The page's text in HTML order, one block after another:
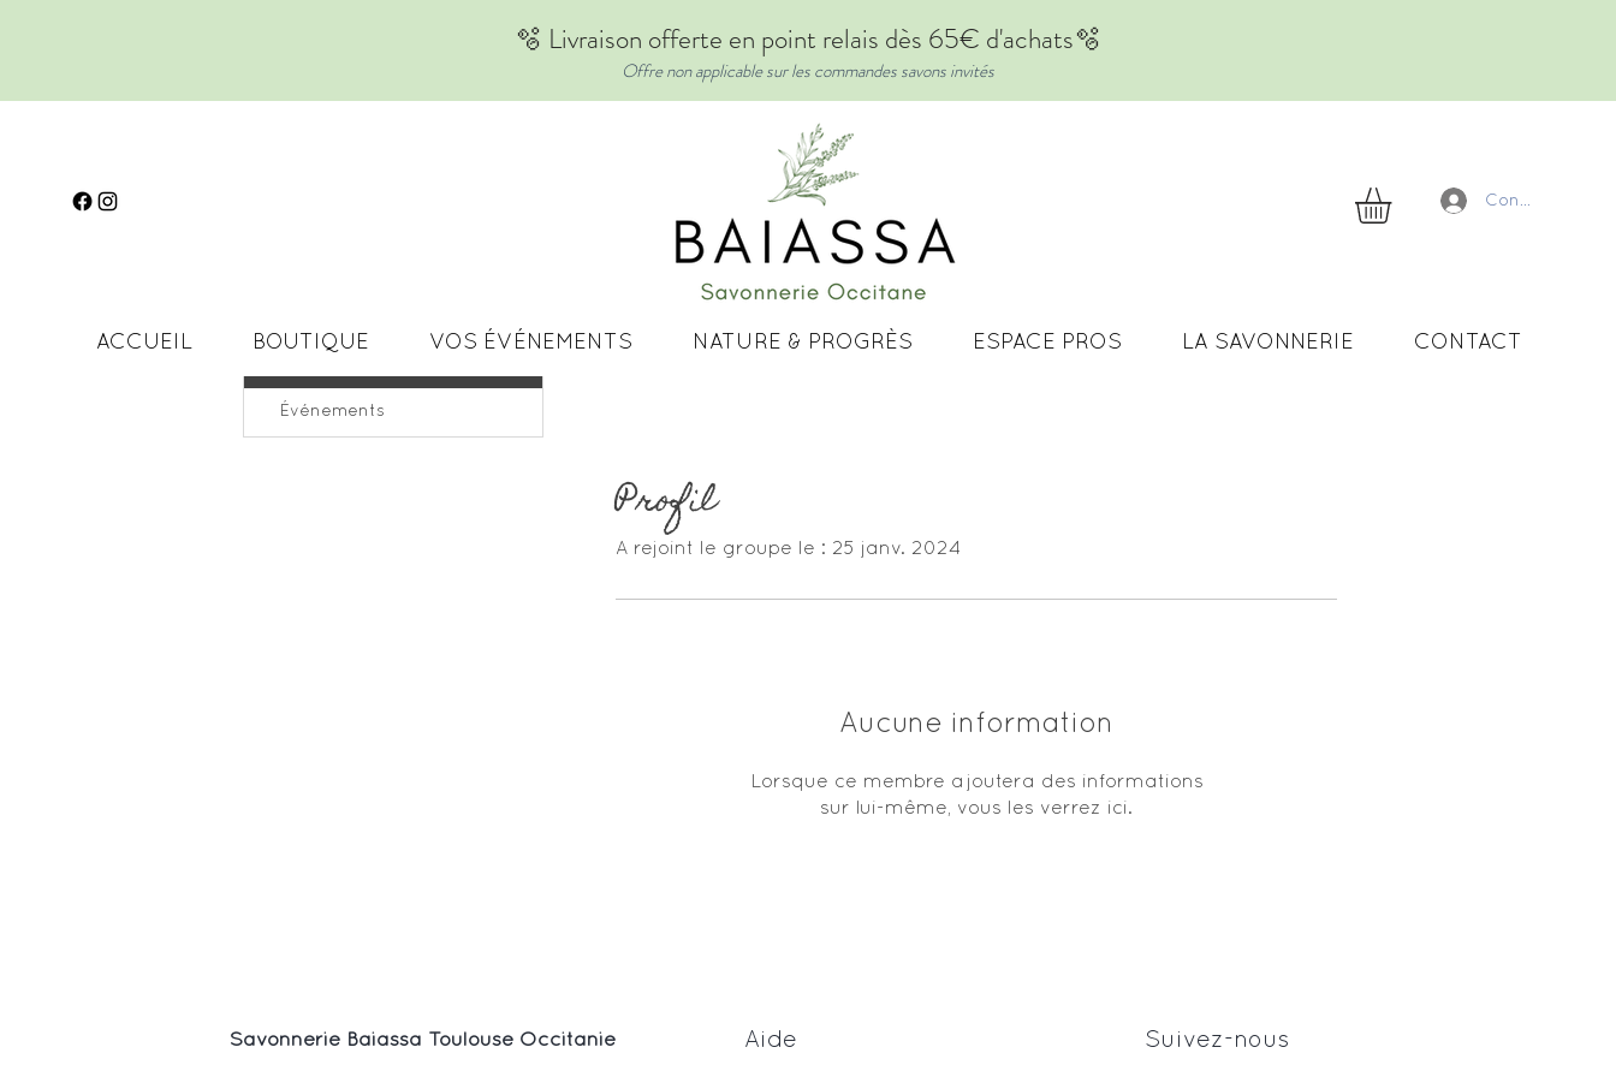
🫧 Livraison offerte en point relais dès 65€ d'achats🫧
Offre non applicable sur les commandes savons invités
Connexion
ACCUEIL BOUTIQUE VOS ÉVÉNEMENTS NATURE & PROGRÈS ESPACE PROS LA SAVONNERIE CONTACT
Profil
A rejoint le groupe le : 25 janv. 2024
Aucune information
Lorsque ce membre ajoutera des informations
sur lui-même, vous les verrez ici.
Événements
Savonnerie Baiassa Toulouse Occitanie Aide Suivez-nous